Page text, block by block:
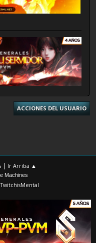
ACCIONES DEL USUARIO
| Ir Arriba ▲
Machines